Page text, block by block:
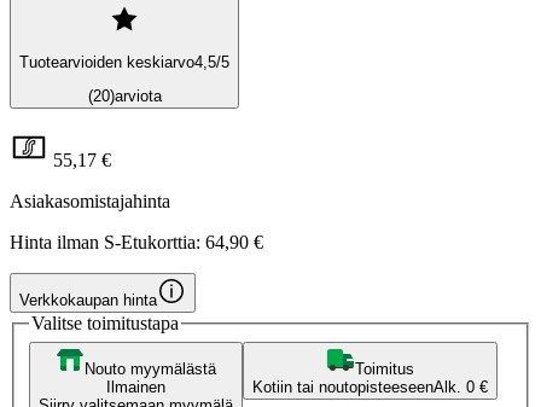
Tuotearvioiden keskiarvo4,5/5
(20)arviota
55,17 €
Asiakasomistajahinta
Hinta ilman S-Etukorttia: 64,90 €
Verkkokaupan hinta
Valitse toimitustapa
Nouto myymälästä
Ilmainen
Toimitus
Kotiin tai noutopisteeseenAlk. 0 €